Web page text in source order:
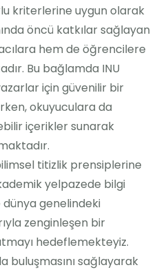
kriterlerine uygun olarak
öncü katkılar sağlayan
hem de öğrencilere
Bu bağlamda INU
için güvenilir bir
okuyuculara da
içerikler sunarak
titizlik prensiplerine
yelpazede bilgi
genelindeki
zenginleşen bir
hedeflemekteyiz.
buluşmasını sağlayarak